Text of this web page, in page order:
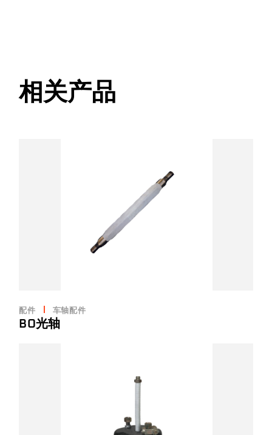
相关产品
配件 车轴配件
BO光轴